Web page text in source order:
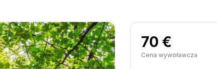
70 €
Cena wywoławcza